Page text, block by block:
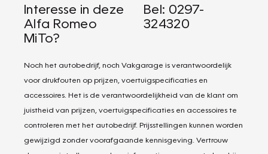
Interesse in deze
Alfa Romeo
MiTo?
Bel: 0297-
324320
Noch het autobedrijf, noch Vakgarage is verantwoordelijk
voor drukfouten op prijzen, voertuigspecificaties en
accessoires. Het is de verantwoordelijkheid van de klant om
juistheid van prijzen, voertuigspecificaties en accessoires te
controleren met het autobedrijf. Prijsstellingen kunnen worden
gewijzigd zonder voorafgaande kennisgeving. Vertrouw